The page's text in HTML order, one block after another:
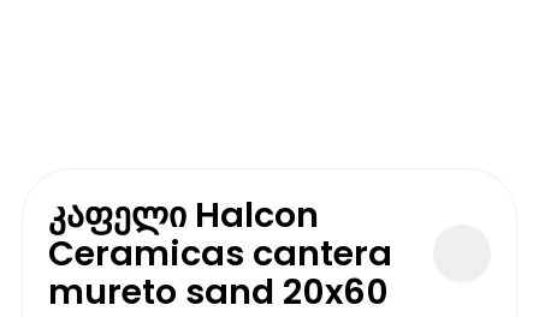
კაფელი Halcon
Ceramicas cantera
mureto sand 20x60